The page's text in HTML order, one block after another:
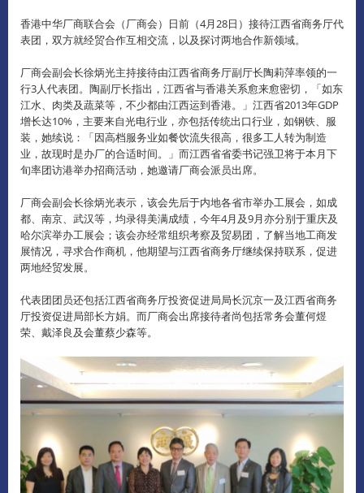
香港中华厂商联合会（厂商会）日前（4月28日）接待江西省商务厅代
表团，双方就经贸合作互相交流，以及探讨两地合作新领域。
厂商会副会长徐炳光主持接待由江西省商务厅副厅长陶莉萍率领的一
行3人代表团。陶副厅长指出，江西省与香港关系愈来愈密切，「如东
江水、肉类及蔬菜等，不少都由江西运到香港。」江西省2013年GDP
增​​长达10%，主要来自光电行业，亦包括传统出口行业，如钢铁、服
装，她续说：「因高档服务业如餐饮流失很高，很多工人转为制造
业，故现时是办厂的合适时间。」而江西省省委书记强卫将于本月下
旬率团访港举办招商活动，她邀请厂商会派员出席。
厂商会副会长徐炳光表示，该会先后于内地各省市举办工展会，如成
都、南京、武汉等，均录得美满成绩，今年4月及9月亦分别于重庆及
哈尔滨举办工展会；该会亦经常组织考察及贸易团，了解当地工商发
展情况，寻求合作商机，他期望与江西省商务厅继续保持联系，促进
两地经贸发展。
代表团团员还包括江西省商务厅投资促进局局长沉京一及江西省商务
厅投资促进局部长方娟。而厂商会出席接待者尚包括常务会董何煜
荣、戴泽良及会董蔡少森等。